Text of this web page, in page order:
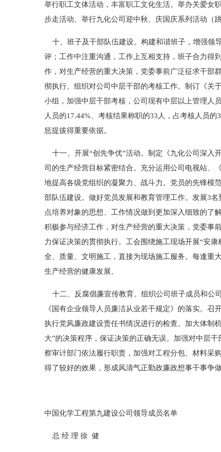
举行职工文体活动，丰富职工文化生活。举办关爱女
步走活动、举行九化公司迎中秋、庆国庆系列活动（
十、班子及干部队伍建设。构建和谐班子，增强领
评；工作中注重沟通，工作上互相支持，班子合力得
作，对生产经营的重大决策，党委事前广泛征求干部
彻执行。组织对公司中层干部的考核工作。制订《关
小组，加强中层干部考核，公司现有中层以上管理人
人员的17.44%、考核结果称职的33人，占考核人员
惩提拔得重要依据。
十一、开展“创先争优”活动。制定《九化公司深入
司的生产经营目标紧密结合。充分运用公司电视站、
地提高各级党组织的凝聚力、战斗力。党员的先锋模
部队伍建设。做好党员发展和教育管理工作。发展3
点培养对象的思想、工作情况做到更加深入细致的了
积极参与经济工作，对生产经营的重大决策，党委事
力保证决策的贯彻执行。工会围绕施工现场开展“安
全、质量、文明施工，直接为现场施工服务。每逢重
生产经营的健康发展。
十二、反腐倡廉宣传教育。组织公司班子成员和公
《国有企业领导人员廉洁从业若干规定》的落实。
执行党风廉政建设责任书情况进行的检查。加大体制
大”的决策程序，保证决策的正确无误。加强对中层
察审计部门依法履行职责，加强对工程分包、材料采
得了较好的效果，形成风清气正勤政廉政想事干事争
中国化学工程第九建设公司领导成员名单
总 经 理 徐 健